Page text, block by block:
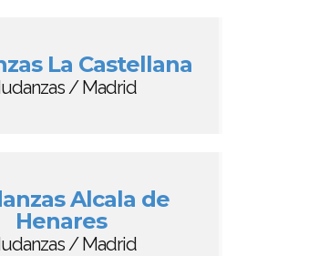
La Castellana
/ Madrid
Alcala de
Henares
/ Madrid